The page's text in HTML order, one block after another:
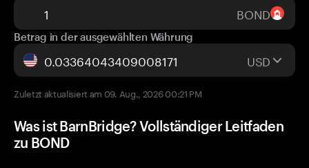
BOND
Betrag in der ausgewählten Währung
USD
Zuletzt aktualisiert am 09. Aug., 2026 00:21 PM
Was ist BarnBridge? Vollständiger Leitfaden
zu BOND